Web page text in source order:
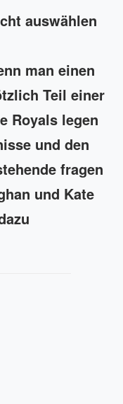
auswählen
man einen
Teil einer
Royals legen
und den
fragen
und Kate